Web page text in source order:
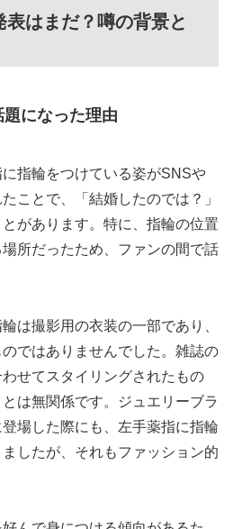
はまだ？噂の背景と
になった理由
指輪をつけている姿がSNSや
ことで、「結婚したのでは？」
があります。特に、指輪の位置
所だったため、ファンの間で話
は撮影用の衣装の一部であり、
ではありませんでした。雑誌の
せてスタイリングされたもの
は無関係です。ジュエリーブラ
場した際にも、左手薬指に指輪
したが、それもファッション的